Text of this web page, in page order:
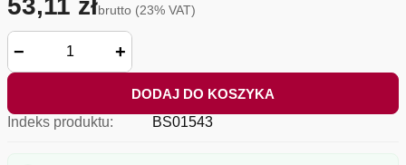
53,11 złbrutto (23% VAT)
− +
DODAJ DO KOSZYKA
Indeks produktu:
BS01543